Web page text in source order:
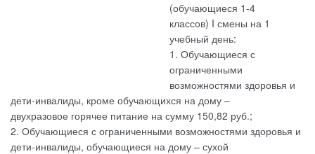
(обучающиеся 1-4
классов) I смены на 1
учебный день:
1. Обучающиеся с
ограниченными
возможностями здоровья и
дети-инвалиды, кроме обучающихся на дому –
двухразовое горячее питание на сумму 150,82 руб.;
2. Обучающиеся с ограниченными возможностями здоровья и
дети-инвалиды, обучающиеся на дому – сухой